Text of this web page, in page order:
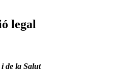
legal
de la Salut